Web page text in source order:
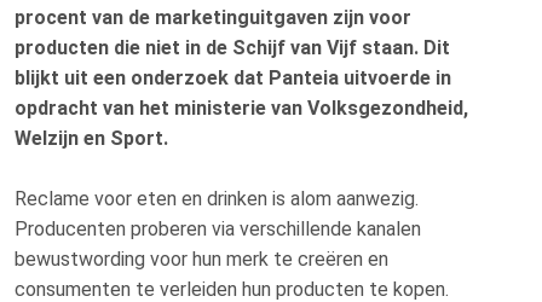
procent van de marketinguitgaven zijn voor
producten die niet in de Schijf van Vijf staan. Dit
blijkt uit een onderzoek dat Panteia uitvoerde in
opdracht van het ministerie van Volksgezondheid,
Welzijn en Sport.
Reclame voor eten en drinken is alom aanwezig.
Producenten proberen via verschillende kanalen
bewustwording voor hun merk te creëren en
consumenten te verleiden hun producten te kopen.